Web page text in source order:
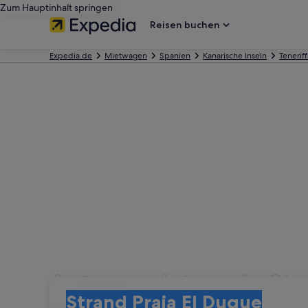
Zum Hauptinhalt springen
Reisen buchen
Expedia.de Mietwagen Spanien Kanarische Inseln
Autovermietung in
Strand Praia El Duque